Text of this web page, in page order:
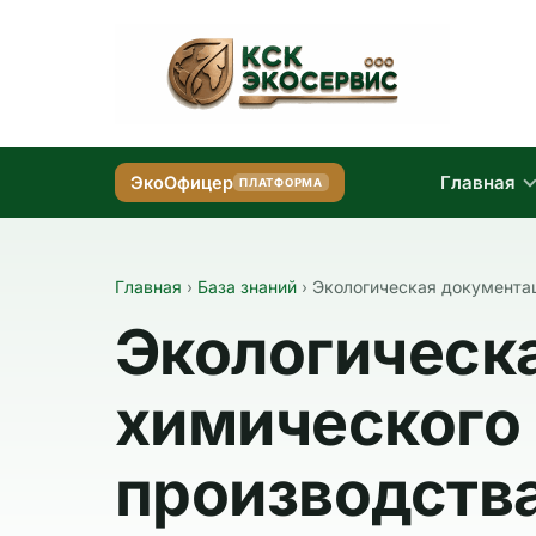
ЭкоОфицер ПЛАТФОРМА Главная
Главная › База знаний › Экологическая